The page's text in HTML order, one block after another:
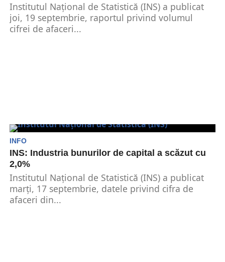
Institutul Național de Statistică (INS) a publicat
joi, 19 septembrie, raportul privind volumul
cifrei de afaceri...
INFO
INS: Industria bunurilor de capital a scăzut cu
2,0%
Institutul Național de Statistică (INS) a publicat
marți, 17 septembrie, datele privind cifra de
afaceri din...